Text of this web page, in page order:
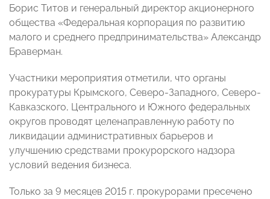
Борис Титов и генеральный директор акционерного
общества «Федеральная корпорация по развитию
малого и среднего предпринимательства» Александр
Браверман.
Участники мероприятия отметили, что органы
прокуратуры Крымского, Северо-Западного, Северо-
Кавказского, Центрального и Южного федеральных
округов проводят целенаправленную работу по
ликвидации административных барьеров и
улучшению средствами прокурорского надзора
условий ведения бизнеса.
Только за 9 месяцев 2015 г. прокурорами пресечено